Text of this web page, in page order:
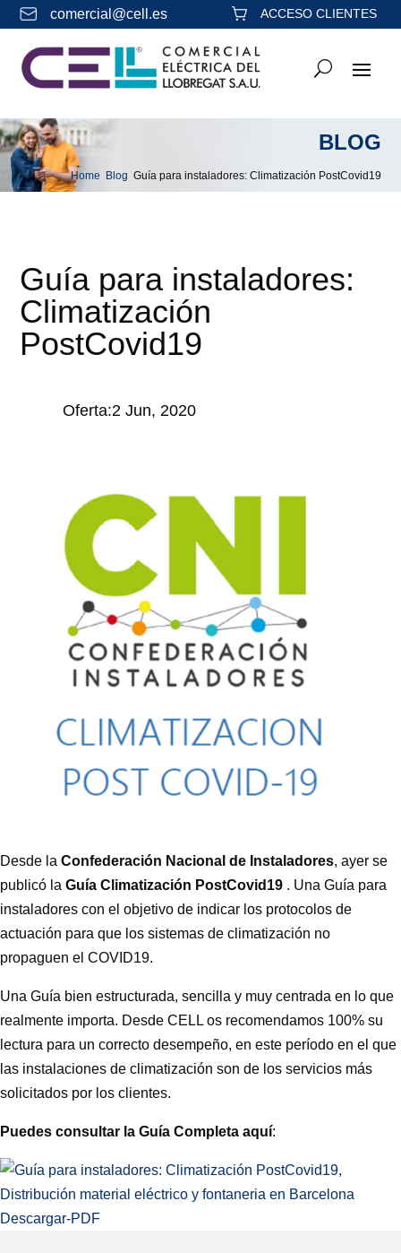
comercial@cell.es ACCESO CLIENTES
BLOG
Home &#x39;
Blog &#x39;
Guía para instaladores: Climatización PostCovid19
Guía para instaladores:
Climatización
PostCovid19
Oferta:2 Jun, 2020
Desde la Confederación Nacional de Instaladores, ayer se
publicó la Guía Climatización PostCovid19 . Una Guía para
instaladores con el objetivo de indicar los protocolos de
actuación para que los sistemas de climatización no
propaguen el COVID19.
Una Guía bien estructurada, sencilla y muy centrada en lo que
realmente importa. Desde CELL os recomendamos 100% su
lectura para un correcto desempeño, en este período en el que
las instalaciones de climatización son de los servicios más
solicitados por los clientes.
Puedes consultar la Guía Completa aquí:
Descargar-PDF